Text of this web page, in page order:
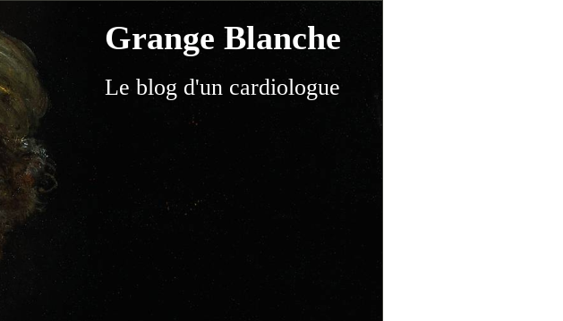
Grange Blanche
Le blog d'un cardiologue